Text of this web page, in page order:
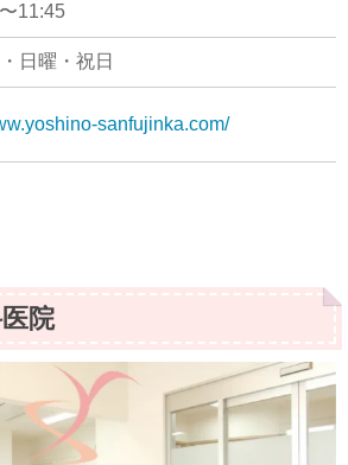
11:45
日曜・祝日
sanfujinka.com/
院